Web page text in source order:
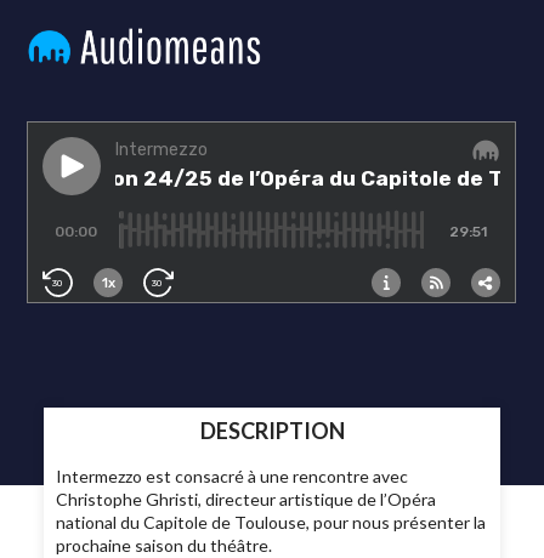
DESCRIPTION
Intermezzo est consacré à une rencontre avec
Christophe Ghristi, directeur artistique de l’Opéra
national du Capitole de Toulouse, pour nous présenter la
prochaine saison du théâtre.